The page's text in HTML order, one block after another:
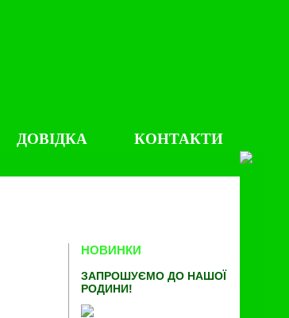
ДОВІДКА КОНТАКТИ
НОВИНКИ
ЗАПРОШУЄМО ДО НАШОЇ
РОДИНИ!